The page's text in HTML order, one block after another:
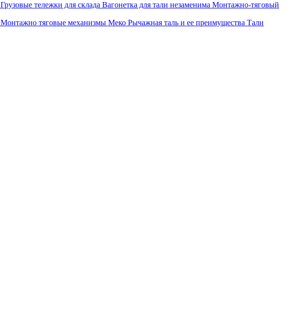
Грузовые тележки для склада Вагонетка для тали незаменима Монтажно-тяговый
Монтажно тяговые механизмы Меко Рычажная таль и ее преимущества Тали